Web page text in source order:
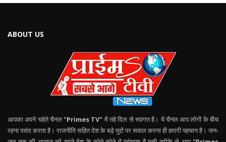
ABOUT US
आपका अपने चहेते चैनल "Primes TV" में तहे दिल से स्वागत है। ये चैनल आप लोगों के बीच
रहना पसंद करता है। राजनीति सहित देश के बड़े मुद्दों पर सवाल करना ही हमारी पहचान है। जन-